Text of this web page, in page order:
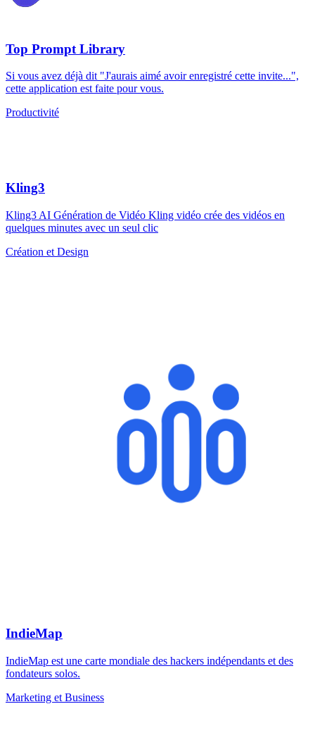
Top Prompt Library
Si vous avez déjà dit "J'aurais aimé avoir enregistré cette invite...",
cette application est faite pour vous.
Productivité
Kling3
Kling3 AI Génération de Vidéo Kling vidéo crée des vidéos en
quelques minutes avec un seul clic
Création et Design
IndieMap
IndieMap est une carte mondiale des hackers indépendants et des
fondateurs solos.
Marketing et Business